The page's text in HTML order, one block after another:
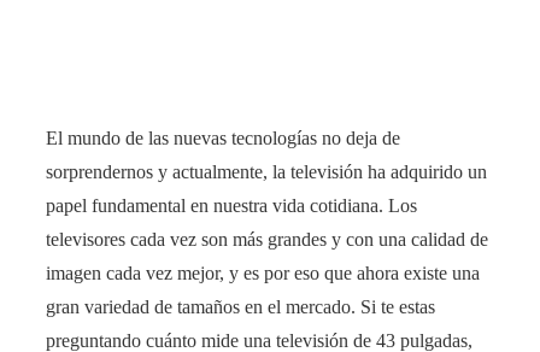
El mundo de las nuevas tecnologías no deja de
sorprendernos y actualmente, la televisión ha adquirido un
papel fundamental en nuestra vida cotidiana. Los
televisores cada vez son más grandes y con una calidad de
imagen cada vez mejor, y es por eso que ahora existe una
gran variedad de tamaños en el mercado. Si te estas
preguntando cuánto mide una televisión de 43 pulgadas,